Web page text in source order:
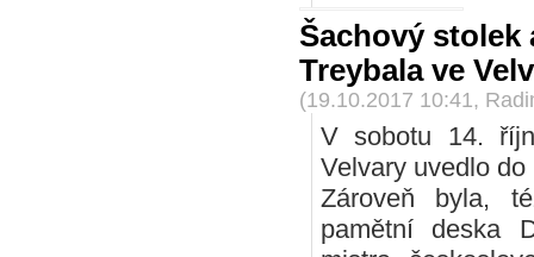
Šachový stolek
Treybala ve
(19.10.2017 10:41,
V sobotu 14.
Velvary uvedlo
Zároveň byla,
pamětní deska